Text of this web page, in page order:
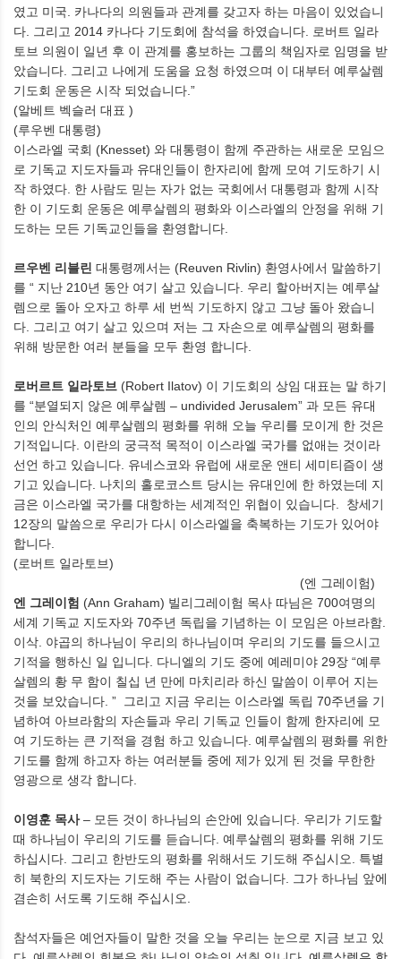
였고 미국
카나다의 의원들과 관계를 갖고자 하는 마음이 있었습니
다
그리고 2014 카나다 기도회에 참석을 하였습니다
로버트 일라
토브 의원이 일년 후 이 관계를 홍보하는 그룹의 책임자로 임명을 받
았습니다
그리고 나에게 도움을 요청 하였으며 이 대부터 예루살렘
기도회 운동은 시작 되었습니다 .”
(알베트 벡슬러 대표 )
(루우벤 대통령)
이스라엘 국회 (Knesset) 와 대통령이 함께 주관하는 새로운 모임으
로 기독교 지도자들과 유대인들이 한자리에 함께 모여 기도하기 시
작 하였다 한 사람도 믿는 자가 없는 국회에서 대통령과 함께 시작
한 이 기도회 운동은 예루살렘의 평화와 이스라엘의 안정을 위해 기
도하는 모든 기독교인들을 환영합니다
르우벤 리블린 대통령께서는 (Reuven Rivlin) 환영사에서 말씀하기
를 “ 지난 210년 동안 여기 살고 있습니다 우리 할아버지는 예루살
렘으로 돌아 오자고 하루 세 번씩 기도하지 않고 그냥 돌아 왔습니
다
그리고 여기 살고 있으며 저는 그 자손으로 예루살렘의 평화를
위해 방문한 여러 분들을 모두 환영 합니다
로버르트 일라토브 (Robert Ilatov) 이 기도회의 상임 대표는 말 하기
를 “분열되지 않은 예루살렘 – undivided Jerusalem” 과 모든 유대
인의 안식처인 예루살렘의 평화를 위해 오늘 우리를 모이게 한 것은
기적입니다 이란의 궁극적 목적이 이스라엘 국가를 없애는 것이라
선언 하고 있습니다 유네스코와 유럽에 새로운 앤티 세미티즘이 생
기고 있습니다 나치의 홀로코스트 당시는 유대인에 한 하였는데 지
금은 이스라엘 국가를 대항하는 세계적인 위협이 있습니다
창세기
12장의 말씀으로 우리가 다시 이스라엘을 축복하는 기도가 있어야
합니다
(로버트 일라토브)
(엔 그레이험)
엔 그레이험 (Ann Graham) 빌리그레이험 목사 따님은 700여명의
세계 기독교 지도자와 70주년 독립을 기념하는 이 모임은 아브라함
이삭 야곱의 하나님이 우리의 하나님이며 우리의 기도를 들으시고
기적을 행하신 일 입니다 다니엘의 기도 중에 예레미야 29장 “예루
살렘의 황 무 함이 칠십 년 만에 마치리라 하신 말씀이 이루어 지는
것을 보았습니다 . ” 그리고 지금 우리는 이스라엘 독립 70주년을 기
념하여 아브라함의 자손들과 우리 기독교 인들이 함께 한자리에 모
여 기도하는 큰 기적을 경험 하고 있습니다 예루살렘의 평화를 위한
기도를 함께 하고자 하는 여러분들 중에 제가 있게 된 것을 무한한
영광으로 생각 합니다
이영훈 목사 – 모든 것이 하나님의 손안에 있습니다 우리가 기도할
때 하나님이 우리의 기도를 듣습니다 예루살렘의 평화를 위해 기도
하십시다
그리고 한반도의 평화를 위해서도 기도해 주십시오
특별
히 북한의 지도자는 기도해 주는 사람이 없습니다
그가 하나님 앞에
겸손히 서도록 기도해 주십시오
참석자들은 예언자들이 말한 것을 오늘 우리는 눈으로 지금 보고 있